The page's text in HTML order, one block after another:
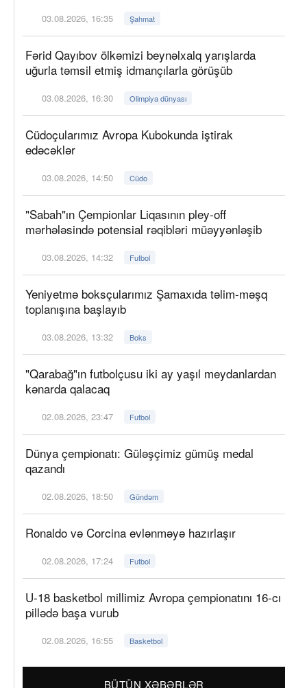
03.08.2026, 16:35 Şahmat
Fərid Qayıbov ölkəmizi beynəlxalq yarışlarda
uğurla təmsil etmiş idmançılarla görüşüb
03.08.2026, 16:30 Olimpiya dünyası
Cüdoçularımız Avropa Kubokunda iştirak
edəcəklər
03.08.2026, 14:50 Cüdo
"Sabah"ın Çempionlar Liqasının pley-off
mərhələsində potensial rəqibləri müəyyənləşib
03.08.2026, 14:32 Futbol
Yeniyetmə boksçularımız Şamaxıda təlim-məşq
toplanışına başlayıb
03.08.2026, 13:32 Boks
"Qarabağ"ın futbolçusu iki ay yaşıl meydanlardan
kənarda qalacaq
02.08.2026, 23:47 Futbol
Dünya çempionatı: Güləşçimiz gümüş medal
qazandı
02.08.2026, 18:50 Gündəm
Ronaldo və Corcina evlənməyə hazırlaşır
02.08.2026, 17:24 Futbol
U-18 basketbol millimiz Avropa çempionatını 16-cı
pillədə başa vurub
02.08.2026, 16:55 Basketbol
BÜTÜN XƏBƏRLƏR